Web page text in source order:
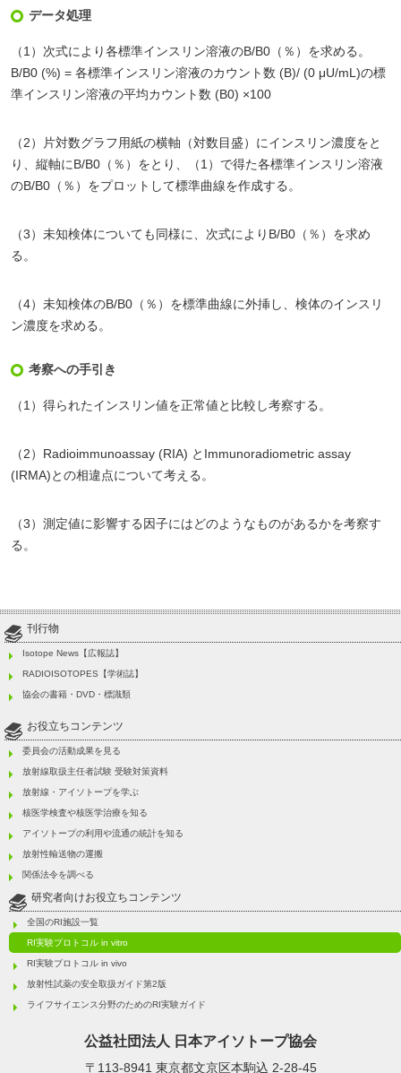
データ処理
（1）次式により各標準インスリン溶液のB/B0（％）を求める。
B/B0 (%) = 各標準インスリン溶液のカウント数 (B)/ (0 μU/mL)の標
準インスリン溶液の平均カウント数 (B0) ×100
（2）片対数グラフ用紙の横軸（対数目盛）にインスリン濃度をと
り、縦軸にB/B0（％）をとり、（1）で得た各標準インスリン溶液
のB/B0（％）をプロットして標準曲線を作成する。
（3）未知検体についても同様に、次式によりB/B0（％）を求め
る。
（4）未知検体のB/B0（％）を標準曲線に外挿し、検体のインスリ
ン濃度を求める。
考察への手引き
（1）得られたインスリン値を正常値と比較し考察する。
（2）Radioimmunoassay (RIA) とImmunoradiometric assay
(IRMA)との相違点について考える。
（3）測定値に影響する因子にはどのようなものがあるかを考察す
る。
刊行物
Isotope News【広報誌】
RADIOISOTOPES【学術誌】
協会の書籍・DVD・標識類
お役立ちコンテンツ
委員会の活動成果を見る
放射線取扱主任者試験 受験対策資料
放射線・アイソトープを学ぶ
核医学検査や核医学治療を知る
アイソトープの利用や流通の統計を知る
放射性輸送物の運搬
関係法令を調べる
研究者向けお役立ちコンテンツ
全国のRI施設一覧
RI実験プロトコル in vitro
RI実験プロトコル in vivo
放射性試薬の安全取扱ガイド第2版
ライフサイエンス分野のためのRI実験ガイド
公益社団法人 日本アイソトープ協会
〒113-8941 東京都文京区本駒込 2-28-45